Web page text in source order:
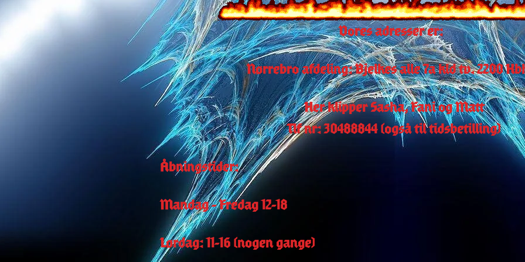
Vores adresser er:
Nørrebro afdeling: Bjelkes alle 7a kld tv. 2200
Her klipper Sasha, Fani og Matt
Tlf nr: 30488844 (også til tidsbetilling)
Åbningstider:
Mandag - Fredag ​​12-18
Lørdag: 11-16 (nogen gange)